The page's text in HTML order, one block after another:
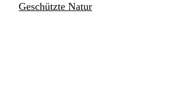
Geschützte Natur